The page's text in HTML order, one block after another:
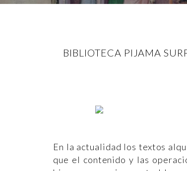
BIBLIOTECA PIJAMA
En la actualidad los textos
que el contenido y las